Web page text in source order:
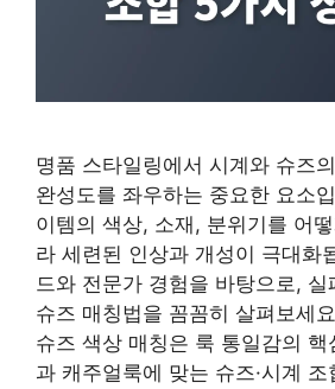
명품 스타일링에서 시계와 슈즈
완성도를 좌우하는 중요한 요소
이템의 색상, 소재, 분위기를 어
라 세련된 인상과 개성이 극대화
드와 전문가 경험을 바탕으로, 실
슈즈 매칭법을 꼼꼼히 살펴보세
슈즈 색상 매칭은 룩 통일감의 핵
과 캐주얼룩에 맞는 슈즈·시계